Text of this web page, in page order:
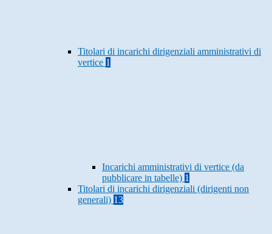
Titolari di incarichi dirigenziali amministrativi di
vertice 1
Incarichi amministrativi di vertice (da
pubblicare in tabelle) 1
Titolari di incarichi dirigenziali (dirigenti non
generali) 13